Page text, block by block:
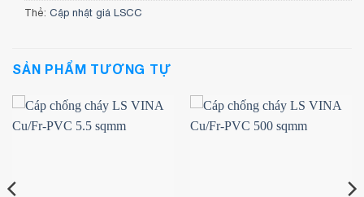
Thẻ: Cập nhật giá LSCC
SẢN PHẨM TƯƠNG TỰ